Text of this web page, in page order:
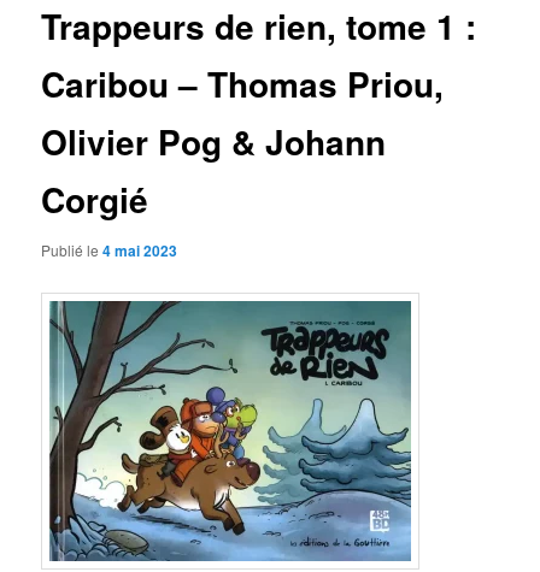
Trappeurs de rien, tome 1 :
Caribou – Thomas Priou,
Olivier Pog & Johann
Corgié
Publié le4 mai 2023